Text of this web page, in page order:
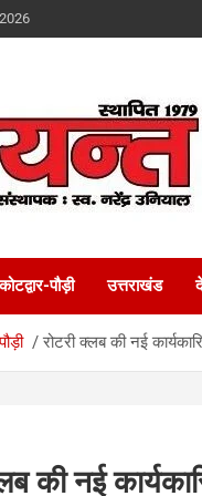
Jayant
कोटद्वार-पौड़ी उत्तराखंड
रोटरी क्लब की नई
की नई